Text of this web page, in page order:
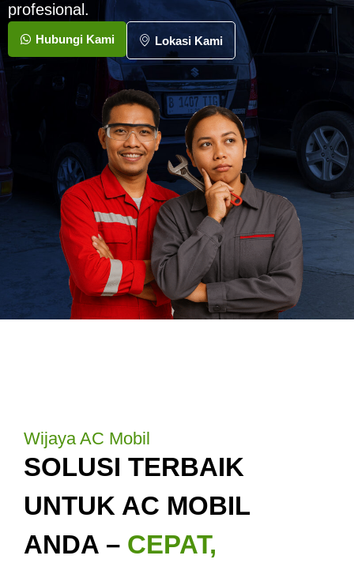
profesional.
Hubungi Kami Lokasi Kami
Wijaya AC Mobil
SOLUSI TERBAIK
UNTUK AC MOBIL
ANDA – CEPAT,